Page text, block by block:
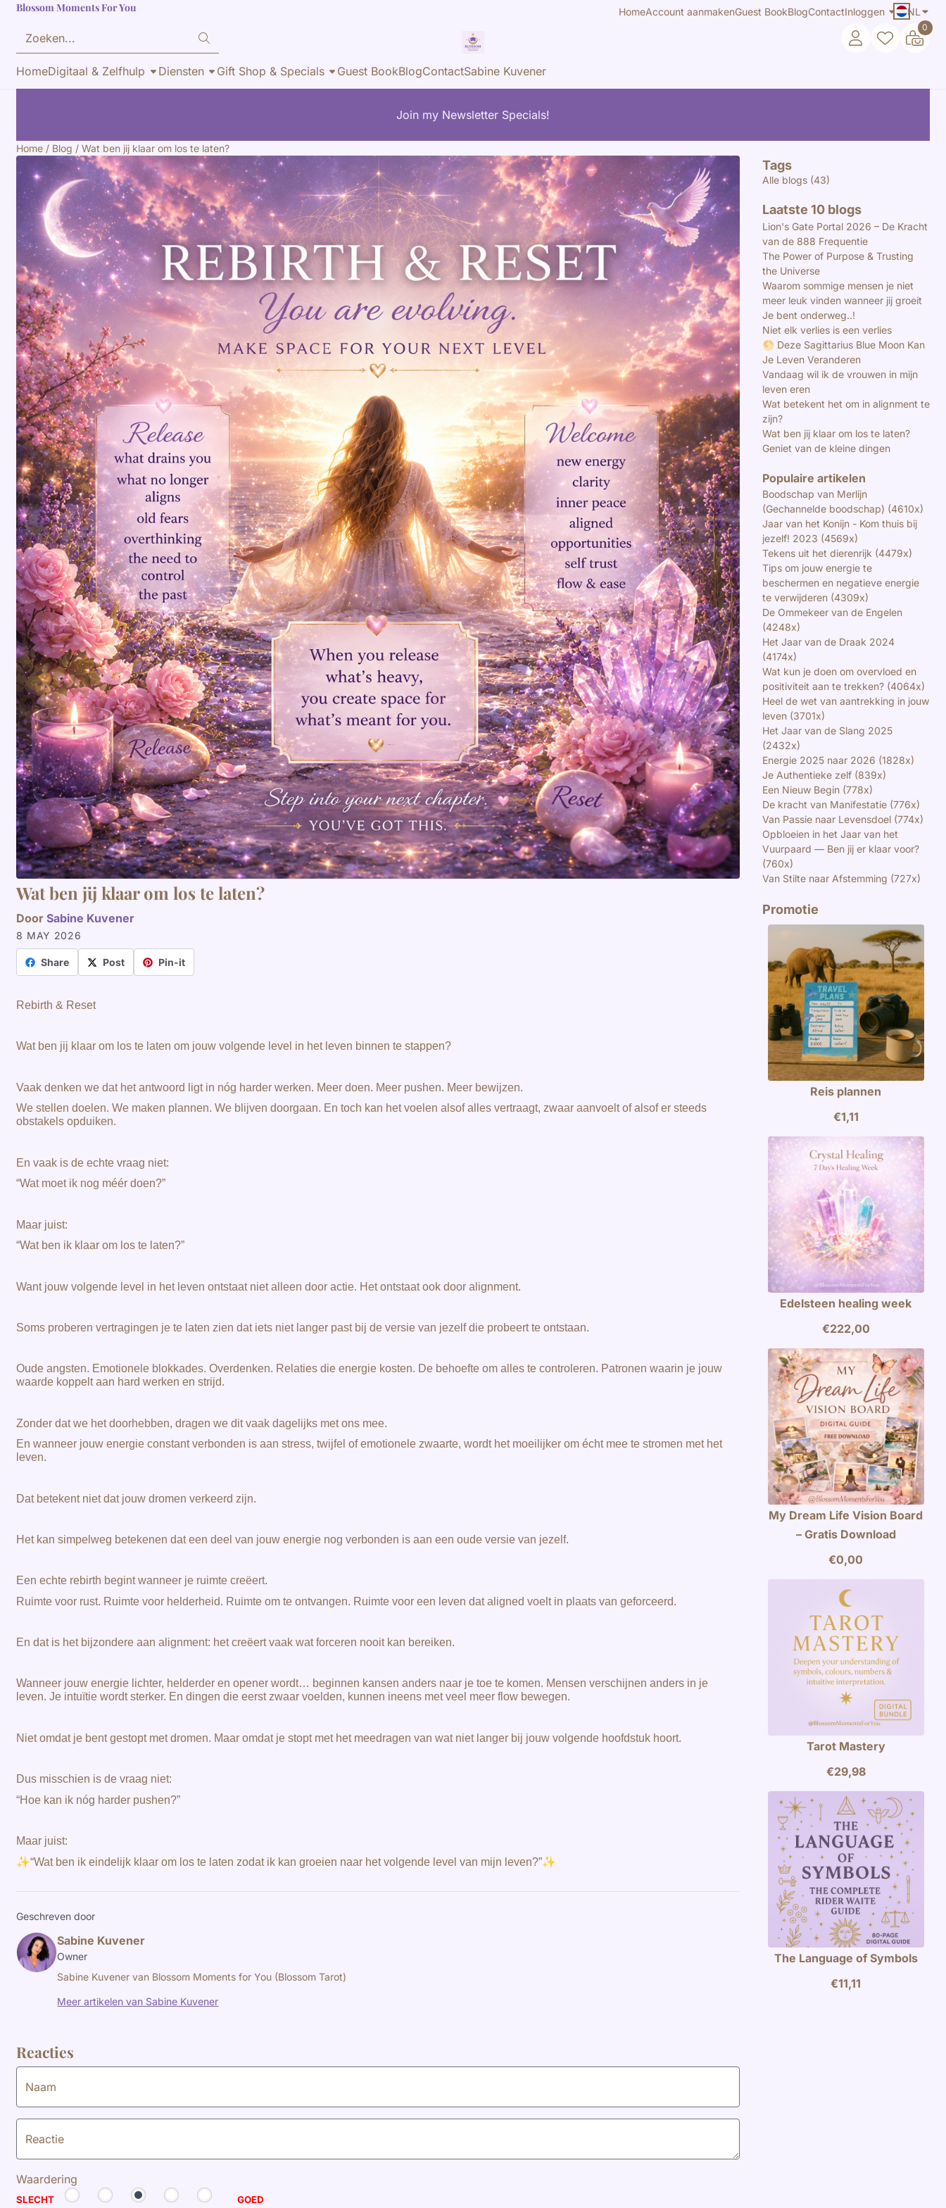
Cookievoorkeuren zijn momenteel gesloten.
Blossom Moments For You HomeAccount aanmakenGuest BookBlogContactInloggen NL
Zoeken 0
HomeDigitaal & Zelfhulp Diensten Gift Shop & Specials Guest BookBlogContactSabine Kuvener
Join my Newsletter Specials!
Home / Blog / Wat ben jij klaar om los te laten?
Wat ben jij klaar om los te laten?
DoorSabine Kuvener
8 MAY 2026
Share Post Pin-it
Rebirth & Reset
Wat ben jij klaar om los te laten om jouw volgende level in het leven binnen te stappen?
Vaak denken we dat het antwoord ligt in nóg harder werken. Meer doen. Meer pushen. Meer bewijzen.
We stellen doelen. We maken plannen. We blijven doorgaan. En toch kan het voelen alsof alles vertraagt, zwaar aanvoelt of alsof er steeds
obstakels opduiken.
En vaak is de echte vraag niet:
“Wat moet ik nog méér doen?”
Maar juist:
“Wat ben ik klaar om los te laten?”
Want jouw volgende level in het leven ontstaat niet alleen door actie. Het ontstaat ook door alignment.
Soms proberen vertragingen je te laten zien dat iets niet langer past bij de versie van jezelf die probeert te ontstaan.
Oude angsten. Emotionele blokkades. Overdenken. Relaties die energie kosten. De behoefte om alles te controleren. Patronen waarin je jouw
waarde koppelt aan hard werken en strijd.
Zonder dat we het doorhebben, dragen we dit vaak dagelijks met ons mee.
En wanneer jouw energie constant verbonden is aan stress, twijfel of emotionele zwaarte, wordt het moeilijker om écht mee te stromen met het
leven.
Dat betekent niet dat jouw dromen verkeerd zijn.
Het kan simpelweg betekenen dat een deel van jouw energie nog verbonden is aan een oude versie van jezelf.
Een echte rebirth begint wanneer je ruimte creëert.
Ruimte voor rust. Ruimte voor helderheid. Ruimte om te ontvangen. Ruimte voor een leven dat aligned voelt in plaats van geforceerd.
En dat is het bijzondere aan alignment: het creëert vaak wat forceren nooit kan bereiken.
Wanneer jouw energie lichter, helderder en opener wordt… beginnen kansen anders naar je toe te komen. Mensen verschijnen anders in je
leven. Je intuïtie wordt sterker. En dingen die eerst zwaar voelden, kunnen ineens met veel meer flow bewegen.
Niet omdat je bent gestopt met dromen. Maar omdat je stopt met het meedragen van wat niet langer bij jouw volgende hoofdstuk hoort.
Dus misschien is de vraag niet:
“Hoe kan ik nóg harder pushen?”
Maar juist:
✨“Wat ben ik eindelijk klaar om los te laten zodat ik kan groeien naar het volgende level van mijn leven?”✨
Geschreven door
Sabine Kuvener
Owner
Sabine Kuvener van Blossom Moments for You (Blossom Tarot)
Meer artikelen van Sabine Kuvener
Reacties
Naam
Reactie
Waardering
SLECHT GOED
Tags
Alle blogs (43)
Laatste 10 blogs
Lion's Gate Portal 2026 – De Kracht
van de 888 Frequentie
The Power of Purpose & Trusting
the Universe
Waarom sommige mensen je niet
meer leuk vinden wanneer jij groeit
Je bent onderweg..!
Niet elk verlies is een verlies
🌕 Deze Sagittarius Blue Moon Kan
Je Leven Veranderen
Vandaag wil ik de vrouwen in mijn
leven eren
Wat betekent het om in alignment te
zijn?
Wat ben jij klaar om los te laten?
Geniet van de kleine dingen
Populaire artikelen
Boodschap van Merlijn
(Gechannelde boodschap) (4610x)
Jaar van het Konijn - Kom thuis bij
jezelf! 2023 (4569x)
Tekens uit het dierenrijk (4479x)
Tips om jouw energie te
beschermen en negatieve energie
te verwijderen (4309x)
De Ommekeer van de Engelen
(4248x)
Het Jaar van de Draak 2024
(4174x)
Wat kun je doen om overvloed en
positiviteit aan te trekken? (4064x)
Heel de wet van aantrekking in jouw
leven (3701x)
Het Jaar van de Slang 2025
(2432x)
Energie 2025 naar 2026 (1828x)
Je Authentieke zelf (839x)
Een Nieuw Begin (778x)
De kracht van Manifestatie (776x)
Van Passie naar Levensdoel (774x)
Opbloeien in het Jaar van het
Vuurpaard — Ben jij er klaar voor?
(760x)
Van Stilte naar Afstemming (727x)
Promotie
Reis plannen
€1,11
Edelsteen healing week
€222,00
My Dream Life Vision Board
– Gratis Download
€0,00
Tarot Mastery
€29,98
The Language of Symbols
€11,11